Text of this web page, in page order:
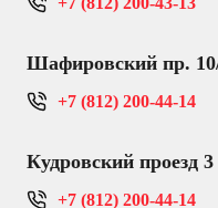
Шафировский пр.
+7 (812) 200-44-14
Кудровский проезд 3
+7 (812) 200-44-14